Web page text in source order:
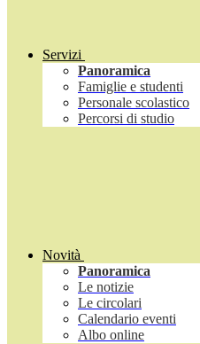
Servizi
Panoramica
Famiglie e studenti
Personale scolastico
Percorsi di studio
Novità
Panoramica
Le notizie
Le circolari
Calendario eventi
Albo online